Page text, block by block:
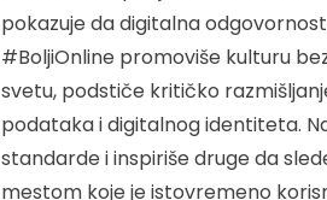
pokazuje da digitalna
#BoljiOnline promoviše kulturu
svetu, podstiče kritičko
podataka i digitalnog identiteta.
standarde i inspiriše druge da
mestom koje je istovremeno